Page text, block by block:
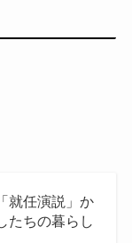
就任演説」か
たちの暮らし